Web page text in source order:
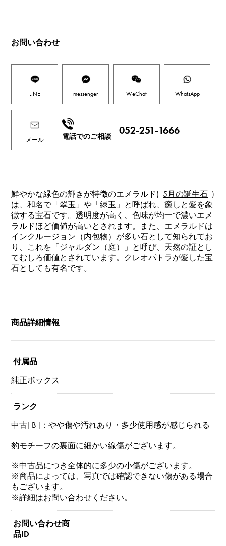
お問い合わせ
LINE messenger WeChat WhatsApp
メール 電話でのご相談
052-251-1666
鮮やかな緑色の輝きが特徴のエメラルド( 5月の誕生石 )
は、和名で「翠玉」や「緑玉」と呼ばれ、癒しと愛を象
徴する宝石です。透明度が高く、色味が均一で濃いエメ
ラルドほど価値が高いとされます。また、エメラルドは
インクルージョン（内包物）が多い石として知られてお
り、これを「ジャルダン（庭）」と呼び、天然の証とし
てむしろ価値とされています。クレオパトラが愛した宝
石としても有名です。
商品詳細情報
付属品
純正ボックス
ランク
中古[ B ]：やや傷や汚れあり・多少使用感が感じられる
豹モチーフの裏面に細かい線傷がございます。
※中古品につき全体的に多少の小傷がございます。
※商品によっては、写真では確認できない傷がある場合
もございます。
※詳細はお問い合わせください。
お問い合わせ商
品ID